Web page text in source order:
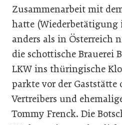
Zusammenarbeit mit
hatte
anders als in Österreich
die schottische Brauerei
LKW ins thüringische
parkte vor der Gaststätte
Vertreibers und
Tommy Frenck. Die